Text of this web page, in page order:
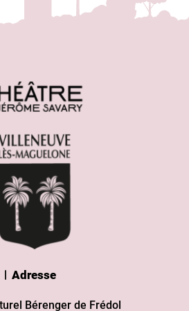
Adresse
Bérenger de Frédol